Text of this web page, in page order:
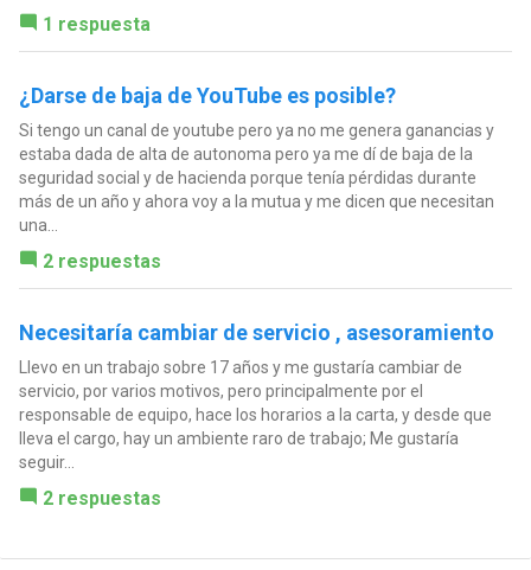
1 respuesta
¿Darse de baja de YouTube es posible?
Si tengo un canal de youtube pero ya no me genera ganancias y
estaba dada de alta de autonoma pero ya me dí de baja de la
seguridad social y de hacienda porque tenía pérdidas durante
más de un año y ahora voy a la mutua y me dicen que necesitan
una...
2 respuestas
Necesitaría cambiar de servicio , asesoramiento
Llevo en un trabajo sobre 17 años y me gustaría cambiar de
servicio, por varios motivos, pero principalmente por el
responsable de equipo, hace los horarios a la carta, y desde que
lleva el cargo, hay un ambiente raro de trabajo; Me gustaría
seguir...
2 respuestas